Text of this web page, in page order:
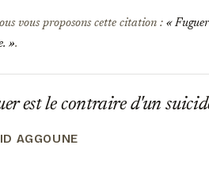
vous proposons cette citation :
.
est le contraire d'un
AGGOUNE